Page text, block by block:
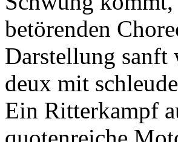
betörenden
Darstellung sanft
deux mit
Ein Ritterkampf